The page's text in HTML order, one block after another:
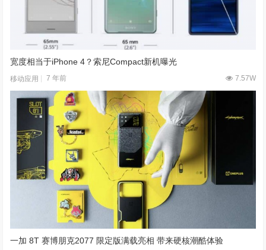
宽度相当于iPhone 4？索尼Compact新机曝光
移动应用 7 年前 7.57W
一加 8T 赛博朋克2077 限定版满载亮相 带来硬核潮酷体验